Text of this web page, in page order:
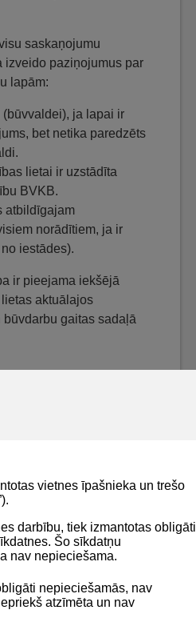
vietnes īpašnieka un trešo
darbību, tiek izmantotas obligāti
Šo sīkdatņu
nav nepieciešama.
nepieciešamās, nav
atzīmēta un nav
saskaņojumu
izveido paziņojumus par
lapām:
ja lapai ir
bet netika paredzēts
lietai ir uzstādīta
BVKB.
atbildīgajam
norādītiem, ja ir
iestādes).
ir pieejama iekšējā
aktuālajos
būvdarbu gaitas sadaļā
Privātuma politika
Lapas karte
paziņojums